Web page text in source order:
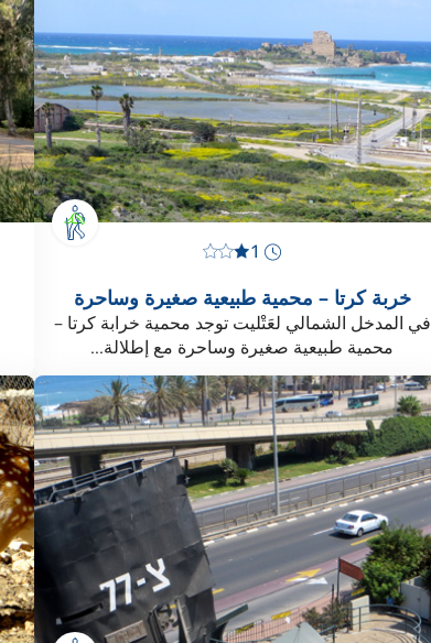
1
خربة كرتا – محمية طبيعية صغيرة وساحرة
في المدخل الشمالي لعَتْليت توجد محمية خرابة كرتا –
محمية طبيعية صغيرة وساحرة مع إطلالة...